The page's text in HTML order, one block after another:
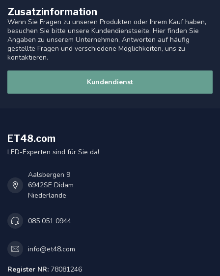
Zusatzinformation
Wenn Sie Fragen zu unseren Produkten oder Ihrem Kauf haben,
besuchen Sie bitte unsere Kundendienstseite. Hier finden Sie
Angaben zu unserem Unternehmen, Antworten auf häufig
gestellte Fragen und verschiedene Möglichkeiten, uns zu
kontaktieren.
Kundendienst
ET48.com
LED-Experten sind für Sie da!
Aalsbergen 9
6942SE Didam
Niederlande
085 051 0944
info@et48.com
Register NR: 78081246